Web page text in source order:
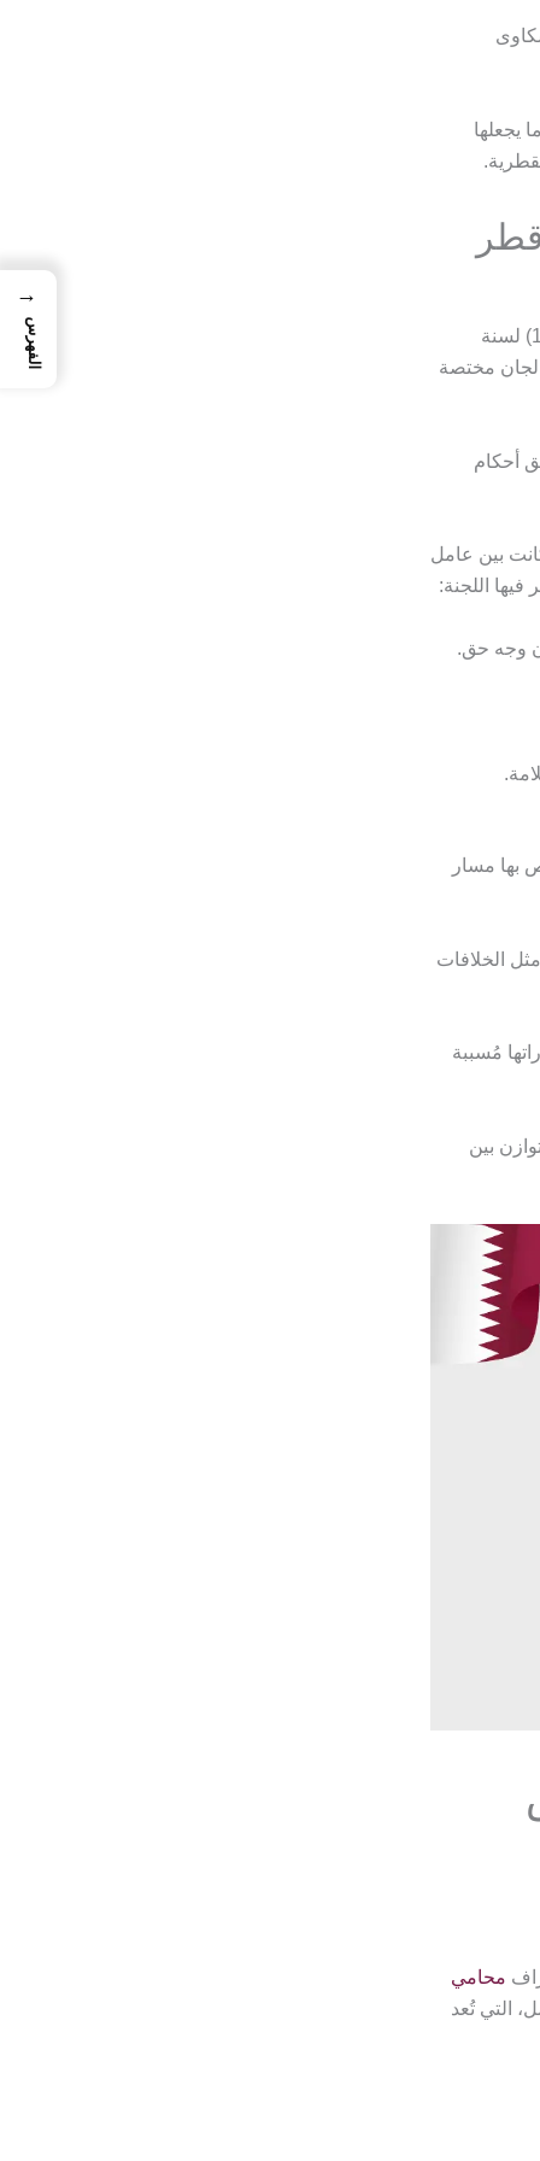
يجعلها
يستمد عمل لجنة فض المنازعات العمالية قطر قوته من نصوص قانون العمل رقم (14) لسنة
عبر لجان مختصة
أحكام
بين عامل
اللجنة:
وجه حق.
بها مسار
الخلافات
مُسببة
بين
محامي
التي تُعد
→
الفهرس